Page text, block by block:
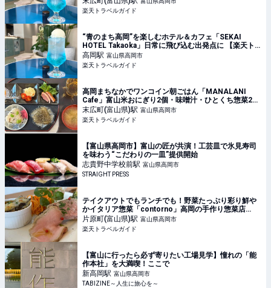
楽天トラベルガイド
“青のまち高岡”を楽しむホテル＆カフェ「SEKAI
HOTEL Takaoka」日常に飛び込む出発点に 【楽天ト
ラベル】
高岡駅 富山県高岡市
楽天トラベルガイド
高岡まちなかでワンコイン朝ごはん「MANALANI
Cafe」富山米おにぎり2個・味噌汁・ひとくち惣菜2品
が500円 【楽天トラベル】
末広町(富山県)駅 富山県高岡市
楽天トラベルガイド
【富山県高岡市】富山の匠が共演！工芸皿で氷見寿司
を味わう“こだわりの一皿”提供開始
志貴野中学校前駅 富山県高岡市
STRAIGHT PRESS
テイクアウトでもランチでも！野菜たっぷり彩り鮮や
かイタリア惣菜「contorno」高岡の手作り惣菜店
【楽天トラベル】
片原町(富山県)駅 富山県高岡市
楽天トラベルガイド
【富山に行ったら必ず寄りたい工場見学】憧れの「能
作本社」を大満喫！ここで
新高岡駅 富山県高岡市
TABIZINE～人生に旅心を～